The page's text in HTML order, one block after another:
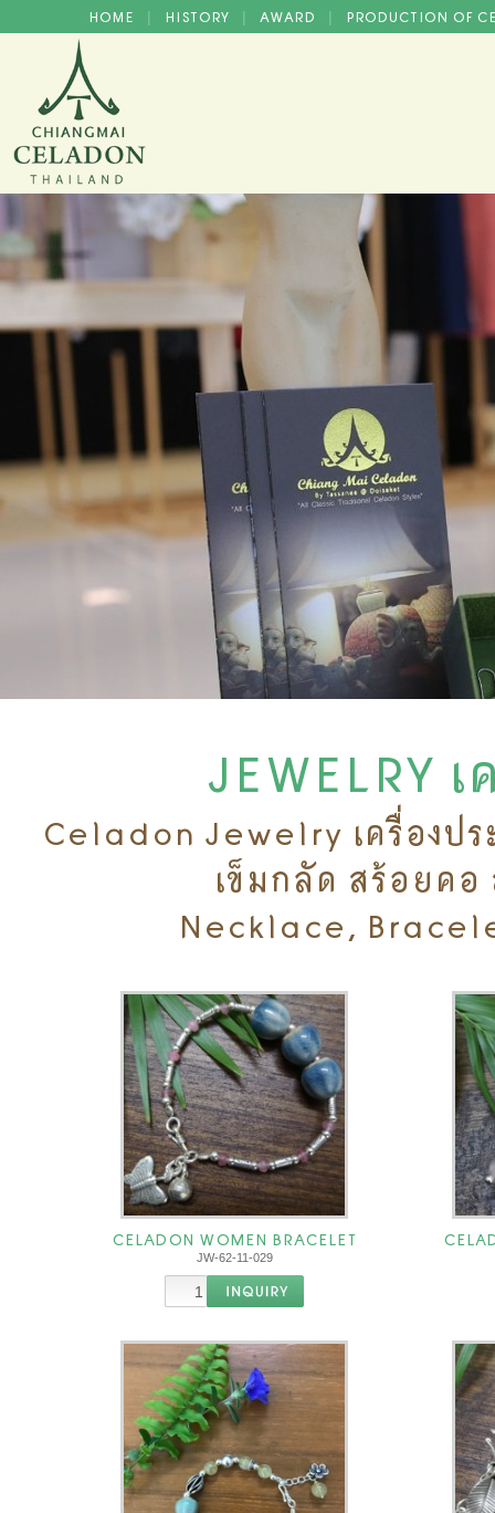
HOME | HISTORY | AWARD | PRODUCTION OF
JEWELRY
Celadon Jewelry เครื่องป
เข็มกลัด สร้อยคอ
Necklace,
CELADON WOMEN BRACELET
JW-62-11-029